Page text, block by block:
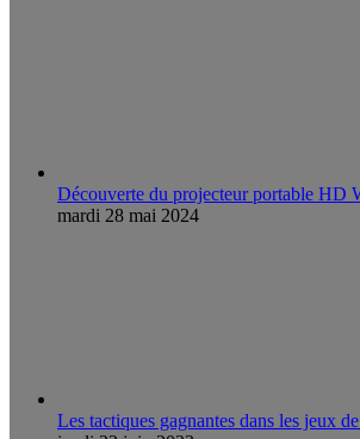
Découverte du projecteur portable HD
mardi 28 mai 2024
Les tactiques gagnantes dans les jeux